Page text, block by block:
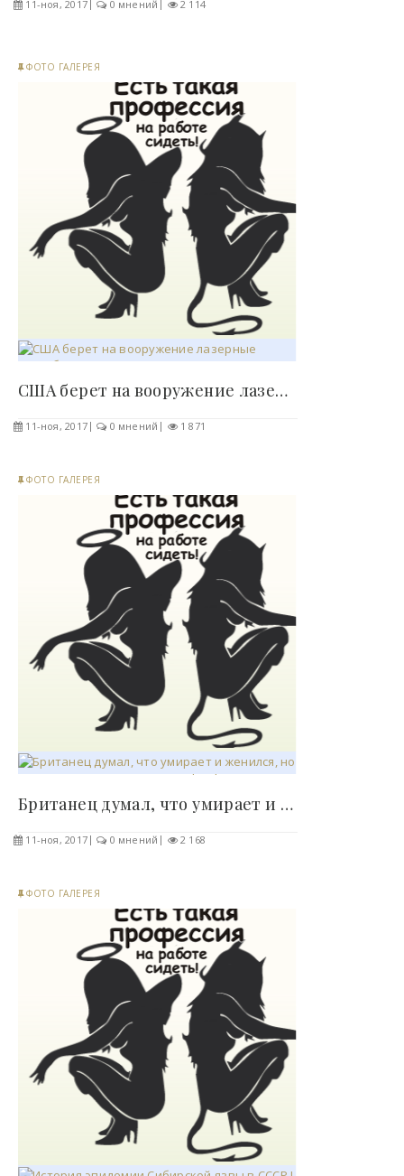
11-ноя, 2017 0 мнений 2 114
ФОТО ГАЛЕРЕЯ
США берет на вооружение лазерные истребители ! -..
11-ноя, 2017 0 мнений 1 871
ФОТО ГАЛЕРЕЯ
Британец думал, что умирает и женился, но диагноз..
11-ноя, 2017 0 мнений 2 168
ФОТО ГАЛЕРЕЯ